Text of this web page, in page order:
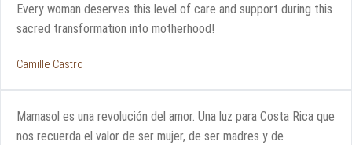
Every woman deserves this level of care and support during this
sacred transformation into motherhood!
Camille Castro
Mamasol es una revolución del amor. Una luz para Costa Rica que
nos recuerda el valor de ser mujer, de ser madres y de